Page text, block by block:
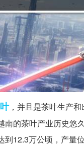
，并且是茶叶生产
南的茶叶产业历史悠
到12.3万公顷，产量